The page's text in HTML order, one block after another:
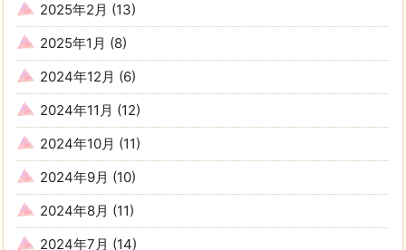
2025年2月 (13)
2025年1月 (8)
2024年12月 (6)
2024年11月 (12)
2024年10月 (11)
2024年9月 (10)
2024年8月 (11)
2024年7月 (14)